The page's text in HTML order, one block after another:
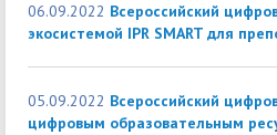
06.09.2022 Всероссийский
экосистемой IPR SMART для
05.09.2022 Всероссийский
цифровым образовательным